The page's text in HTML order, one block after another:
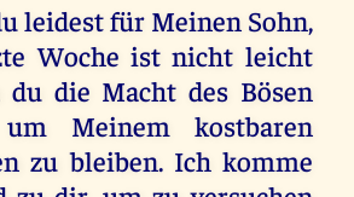
leidest für Meinen Sohn,
Woche ist nicht leicht
du die Macht des Bösen
um Meinem kostbaren
zu bleiben. Ich komme